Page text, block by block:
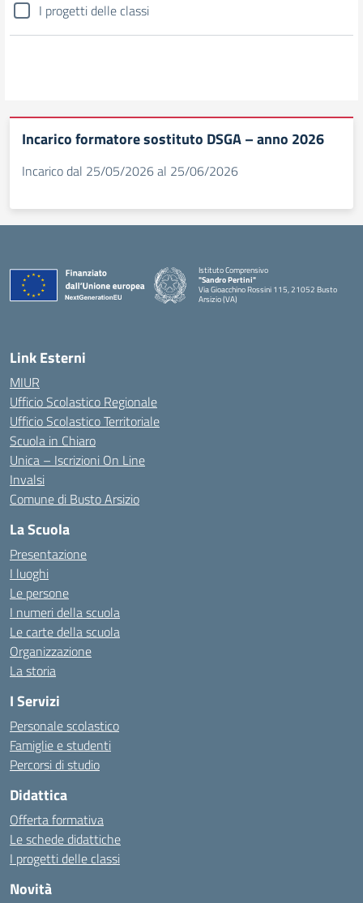
I progetti delle classi
Incarico formatore sostituto DSGA – anno 2026
Incarico dal 25/05/2026 al 25/06/2026
Istituto Comprensivo
"Sandro Pertini"
Via Gioacchino Rossini 115, 21052 Busto
Arsizio (VA)
Link Esterni
MIUR
Ufficio Scolastico Regionale
Ufficio Scolastico Territoriale
Scuola in Chiaro
Unica – Iscrizioni On Line
Invalsi
Comune di Busto Arsizio
La Scuola
Presentazione
I luoghi
Le persone
I numeri della scuola
Le carte della scuola
Organizzazione
La storia
I Servizi
Personale scolastico
Famiglie e studenti
Percorsi di studio
Didattica
Offerta formativa
Le schede didattiche
I progetti delle classi
Novità